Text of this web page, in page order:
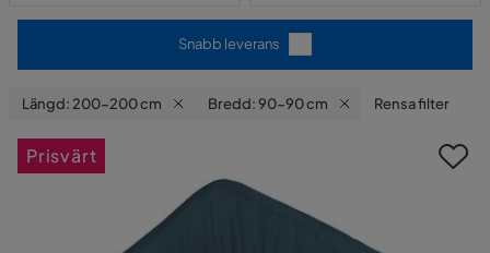
Snabb leverans
Längd: 200-200 cm Bredd: 90-90 cm Rensa filter
Prisvärt